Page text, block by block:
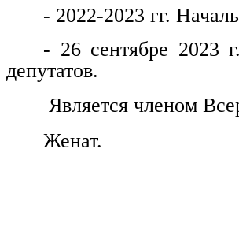
- 2022-2023 гг.
- 26 сентябре 2023
депутатов.
Является членом
Женат.